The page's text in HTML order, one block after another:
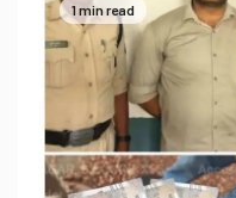
1 min read